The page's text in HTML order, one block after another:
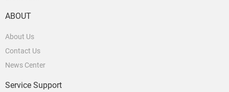
ABOUT
About Us
Contact Us
News Center
Service Support